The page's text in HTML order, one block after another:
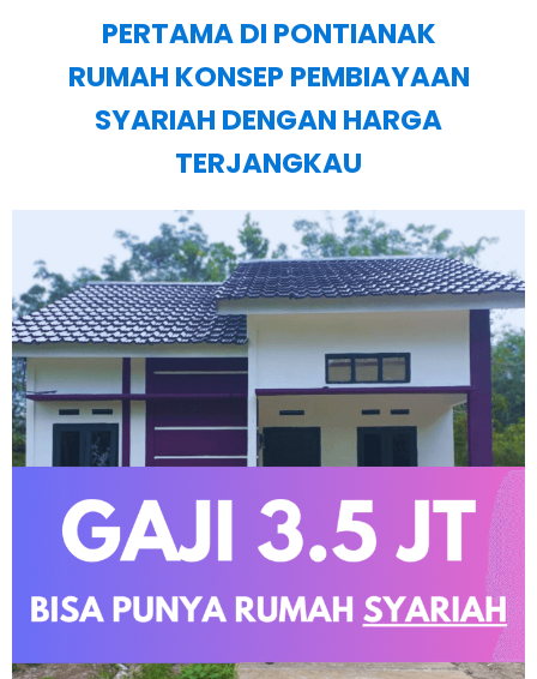
PERTAMA DI PONTIANAK
RUMAH KONSEP PEMBIAYAAN
SYARIAH DENGAN HARGA
TERJANGKAU